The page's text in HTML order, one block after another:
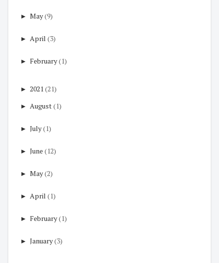
► May(9)
► April (3)
► February(1)
► 2021 (21)
► August(1)
► July(1)
► June (12)
► May(2)
► April (1)
► February(1)
► January(3)